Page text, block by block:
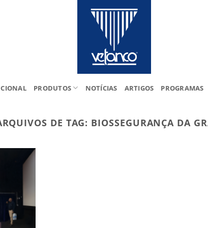
PRODUTOS NOTÍCIAS ARTIGOS PROGRAMAS
DE TAG: BIOSSEGURANÇA DA